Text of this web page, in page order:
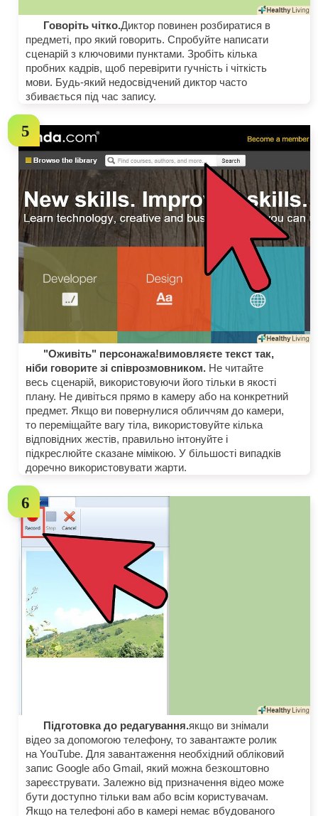
Говоріть чітко.Диктор повинен розбиратися в
предметі, про який говорить. Спробуйте написати
сценарій з ключовими пунктами. Зробіть кілька
пробних кадрів, щоб перевірити гучність і чіткість
мови. Будь-який недосвідчений диктор часто
збивається під час запису.
"Оживіть" персонажа!вимовляєте текст так,
ніби говорите зі співрозмовником. Не читайте
весь сценарій, використовуючи його тільки в якості
плану. Не дивіться прямо в камеру або на конкретний
предмет. Якщо ви повернулися обличчям до камери,
то переміщайте вагу тіла, використовуйте кілька
відповідних жестів, правильно інтонуйте і
підкреслюйте сказане мімікою. У більшості випадків
доречно використовувати жарти.
Підготовка до редагування.якщо ви знімали
відео за допомогою телефону, то завантажте ролик
на YouTube. Для завантаження необхідний обліковий
запис Google або Gmail, який можна безкоштовно
зареєструвати. Залежно від призначення відео може
бути доступно тільки вам або всім користувачам.
Якщо на телефоні або в камері немає вбудованого